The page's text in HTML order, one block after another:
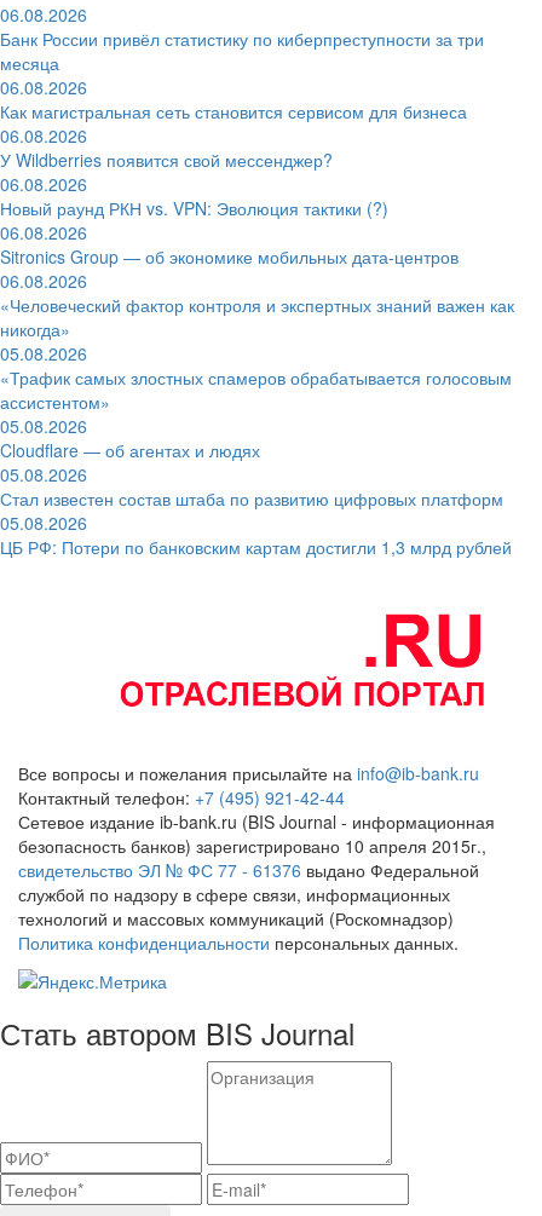
06.08.2026
Банк России привёл статистику по киберпреступности за три
месяца
06.08.2026
Как магистральная сеть становится сервисом для бизнеса
06.08.2026
У Wildberries появится свой мессенджер?
06.08.2026
Новый раунд РКН vs. VPN: Эволюция тактики (?)
06.08.2026
Sitronics Group — об экономике мобильных дата-центров
06.08.2026
«Человеческий фактор контроля и экспертных знаний важен как
никогда»
05.08.2026
«Трафик самых злостных спамеров обрабатывается голосовым
ассистентом»
05.08.2026
Cloudflare — об агентах и людях
05.08.2026
Стал известен состав штаба по развитию цифровых платформ
05.08.2026
ЦБ РФ: Потери по банковским картам достигли 1,3 млрд рублей
Все вопросы и пожелания присылайте на info@ib-bank.ru
Контактный телефон: +7 (495) 921-42-44
Сетевое издание ib-bank.ru (BIS Journal - информационная
безопасность банков) зарегистрировано 10 апреля 2015г.,
свидетельство ЭЛ № ФС 77 - 61376 выдано Федеральной
службой по надзору в сфере связи, информационных
технологий и массовых коммуникаций (Роскомнадзор)
Политика конфиденциальности персональных данных.
Стать автором BIS Journal